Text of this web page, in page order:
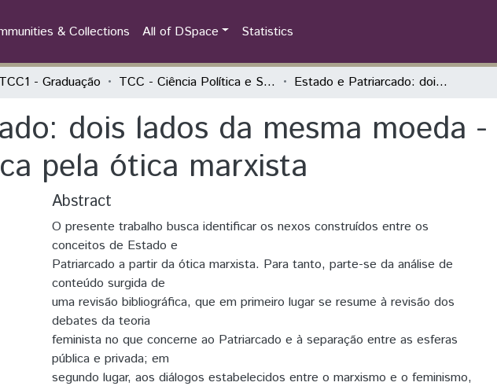
& Collections All of DSpace Statistics
- Graduação TCC - Ciência Política e Sociologia - Sociedade, Estado e Política na América Latina Estado e Patriarcado: dois lados da mesma moeda - Uma revisão bibliográfica pela ótica marxista
dois lados da mesma moeda -
pela ótica marxista
Abstract
O presente trabalho busca identificar os nexos construídos entre os
conceitos de Estado e
Patriarcado a partir da ótica marxista. Para tanto, parte-se da análise de
conteúdo surgida de
uma revisão bibliográfica, que em primeiro lugar se resume à revisão dos
debates da teoria
feminista no que concerne ao Patriarcado e à separação entre as esferas
pública e privada; em
segundo lugar, aos diálogos estabelecidos entre o marxismo e o feminismo,